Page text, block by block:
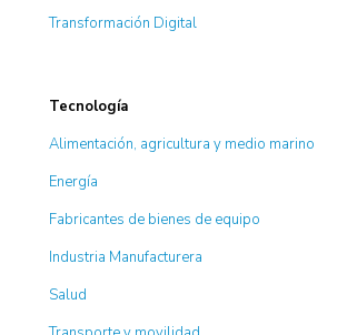
Transformación Digital
Tecnología
Alimentación, agricultura y medio marino
Energía
Fabricantes de bienes de equipo
Industria Manufacturera
Salud